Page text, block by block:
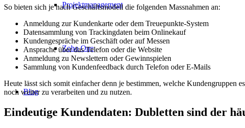
Projektmanagement
Zoho One
Blog
So bieten sich je nach Geschäftsmodell die folgenden Massnahmen an:
Anmeldung zur Kundenkarte oder dem Treuepunkte-System
Datensammlung von Trackingdaten beim Onlinekauf
Kundengespräche im Geschäft oder auf Messen
Ansprache über das Telefon oder die Website
Anmeldung zu Newslettern oder Gewinnspielen
Sammlung von Kundenfeedback durch Telefon oder E-Mails
Heute lässt sich somit einfacher denn je bestimmen, welche
noch weiter zu verarbeiten und zu nutzen.
Eindeutige Kundendaten: Dubletten sind der